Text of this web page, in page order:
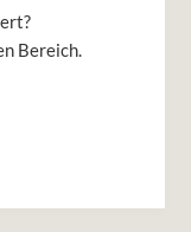
Bereich.